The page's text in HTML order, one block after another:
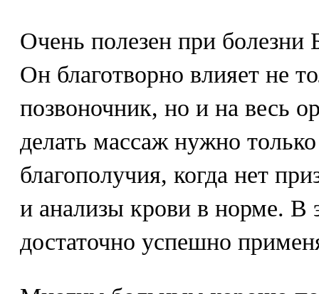
Очень полезен при болезни
Он благотворно влияет не
позвоночник, но и на весь
делать массаж нужно
благополучия, когда нет
и анализы крови в норме. В
достаточно успешно